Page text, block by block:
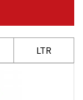
LTR